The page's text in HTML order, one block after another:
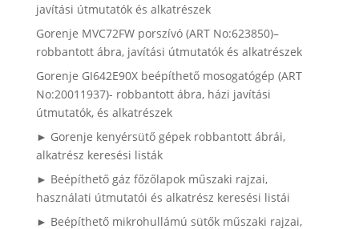
javítási útmutatók és alkatrészek
Gorenje MVC72FW porszívó (ART No:623850)–
robbantott ábra, javítási útmutatók és alkatrészek
Gorenje GI642E90X beépíthető mosogatógép (ART
No:20011937)- robbantott ábra, házi javítási
útmutatók, és alkatrészek
► Gorenje kenyérsütő gépek robbantott ábrái,
alkatrész keresési listák
► Beépíthető gáz főzőlapok műszaki rajzai,
használati útmutatói és alkatrész keresési listái
► Beépíthető mikrohullámú sütők műszaki rajzai,